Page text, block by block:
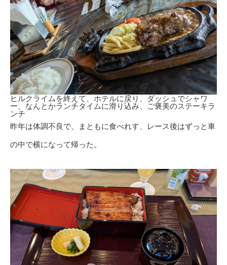
ヒルクライムを終えて、ホテルに戻り、ダッシュでシャワ
ー、なんとかランチタイムに滑り込み、ご褒美のステーキラ
ンチ
昨年は体調不良で、まともに食べれす、レース後はずっと車
の中で横になって帰った。